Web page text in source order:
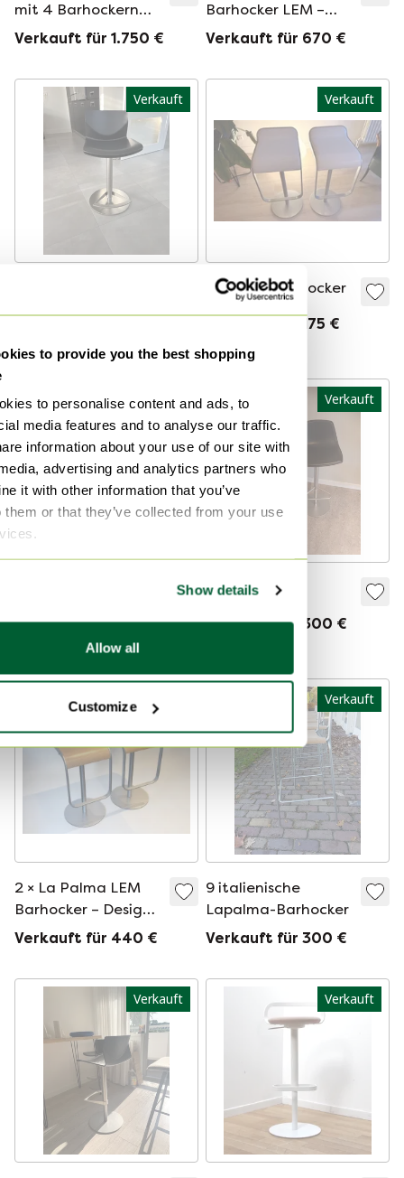
to provide you the best shopping
to personalise content and ads, to
media features and to analyse our traffic.
information about your use of our site with
advertising and analytics partners who
it with other information that you’ve
them or that they’ve collected from your use
Show details
Allow all
Customize
mit 4 Barhockern
(Walnuss)
Verkauft für 1.750 €
Barhocker LEM –
braun –
(66–78 cm)
Verkauft für 670 €
Verkauft Verkauft
Lapalma Barhocker
Verkauft für 175 €
Verkauft
Verkauft für 275 €
Verkauft
2x Lapalma
Verkauft für 300 €
Verkauft
2 × La Palma LEM
Barhocker – Design
Shin & Tomoko
Verkauft für 440 €
Verkauft
9 italienische
Lapalma-Barhocker
Verkauft für 300 €
Verkauft Verkauft